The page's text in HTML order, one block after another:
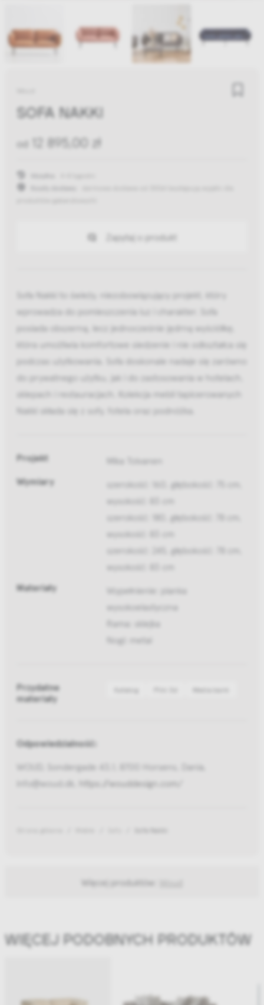
SOFA NAKKI
od 12 895,00 zł
Zapytaj o produkt
Sofa Nakki to świeży, niezobowiązujący projekt, który
wprowadza do pomieszczenia luz i charakter. Sofa
posiada obszerną, lecz jednocześnie jędrną wyściółkę,
która umożliwia komfortowe siedzenie i nie odkształca się
podczas użytkowania. Sofa doskonale nadaje się zarówno
do prywatnego użytku, jak i do zastosowania w hotelach,
sklepach i restauracjach. Kolekcja mebli tapicerowanych
Nakki składa się z sofy, fotela oraz podnóżka.
Projekt Mika Tolvanen
Wymiary
szerokość: 160, głębokość: 75 cm,
wysokość: 83 cm
szerokość: 180, głębokość: 78 cm,
wysokość: 83 cm
szerokość: 245, głębokość: 78 cm,
wysokość: 83 cm
Materiały
Wypełnienie: pianka
wysokoelastyczna
Rama: sklejka
Nogi: metal
Przydatne
materiały
Katalog Media bank
Odpowiedzialność:
WOUD, Sondergade 43.1, 8700 Horsens, Dania,
info@woud.dk,
https://wouddesign.com/
Więcej produktów:
WIĘCEJ PODOBNYCH PRODUKTÓW